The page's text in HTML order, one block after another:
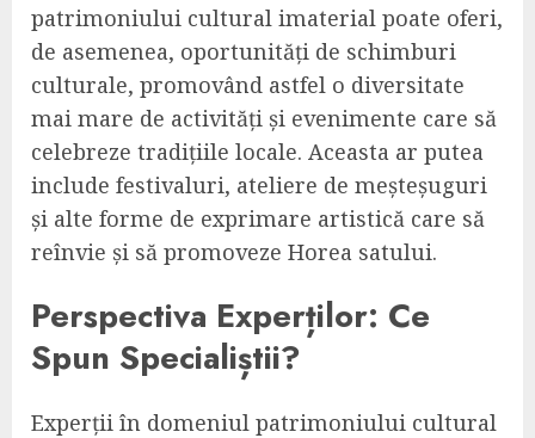
patrimoniului cultural imaterial poate oferi,
de asemenea, oportunități de schimburi
culturale, promovând astfel o diversitate
mai mare de activități și evenimente care să
celebreze tradițiile locale. Aceasta ar putea
include festivaluri, ateliere de meșteșuguri
și alte forme de exprimare artistică care să
reînvie și să promoveze Horea satului.
Perspectiva Experților: Ce
Spun Specialiștii?
Experții în domeniul patrimoniului cultural